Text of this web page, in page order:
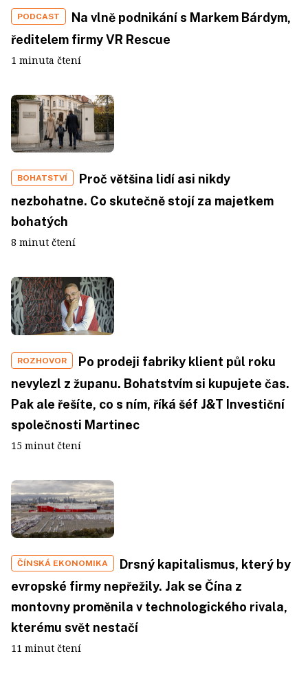
PODCAST
Na vlně podnikání s Markem Bárdym,
ředitelem firmy VR Rescue
1 minuta čtení
BOHATSTVÍ
Proč většina lidí asi nikdy
nezbohatne. Co skutečně stojí za majetkem
bohatých
8 minut čtení
ROZHOVOR
Po prodeji fabriky klient půl roku
nevylezl z županu. Bohatstvím si kupujete čas.
Pak ale řešíte, co s ním, říká šéf J&T Investiční
společnosti Martinec
15 minut čtení
ČÍNSKÁ EKONOMIKA
Drsný kapitalismus, který by
evropské firmy nepřežily. Jak se Čína z
montovny proměnila v technologického rivala,
kterému svět nestačí
11 minut čtení